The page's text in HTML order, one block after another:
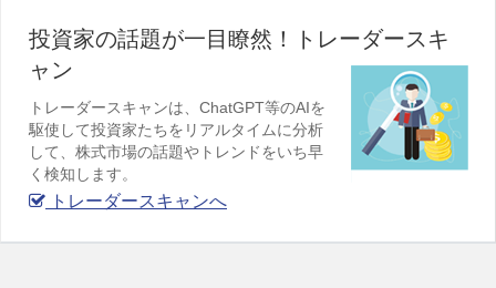
投資家の話題が一目瞭然！トレーダースキ
ャン
トレーダースキャンは、ChatGPT等のAIを
駆使して投資家たちをリアルタイムに分析
して、株式市場の話題やトレンドをいち早
く検知します。
トレーダースキャンへ